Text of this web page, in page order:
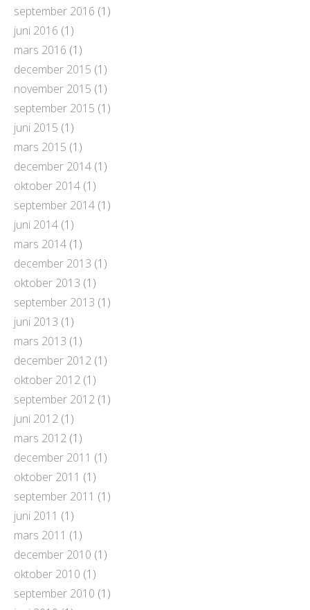
september 2016 (1)
juni 2016 (1)
mars 2016 (1)
december 2015 (1)
november 2015 (1)
september 2015 (1)
juni 2015 (1)
mars 2015 (1)
december 2014 (1)
oktober 2014 (1)
september 2014 (1)
juni 2014 (1)
mars 2014 (1)
december 2013 (1)
oktober 2013 (1)
september 2013 (1)
juni 2013 (1)
mars 2013 (1)
december 2012 (1)
oktober 2012 (1)
september 2012 (1)
juni 2012 (1)
mars 2012 (1)
december 2011 (1)
oktober 2011 (1)
september 2011 (1)
juni 2011 (1)
mars 2011 (1)
december 2010 (1)
oktober 2010 (1)
september 2010 (1)